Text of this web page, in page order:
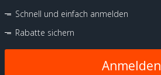
Schnell und einfach anmelden
Rabatte sichern
Anmelden